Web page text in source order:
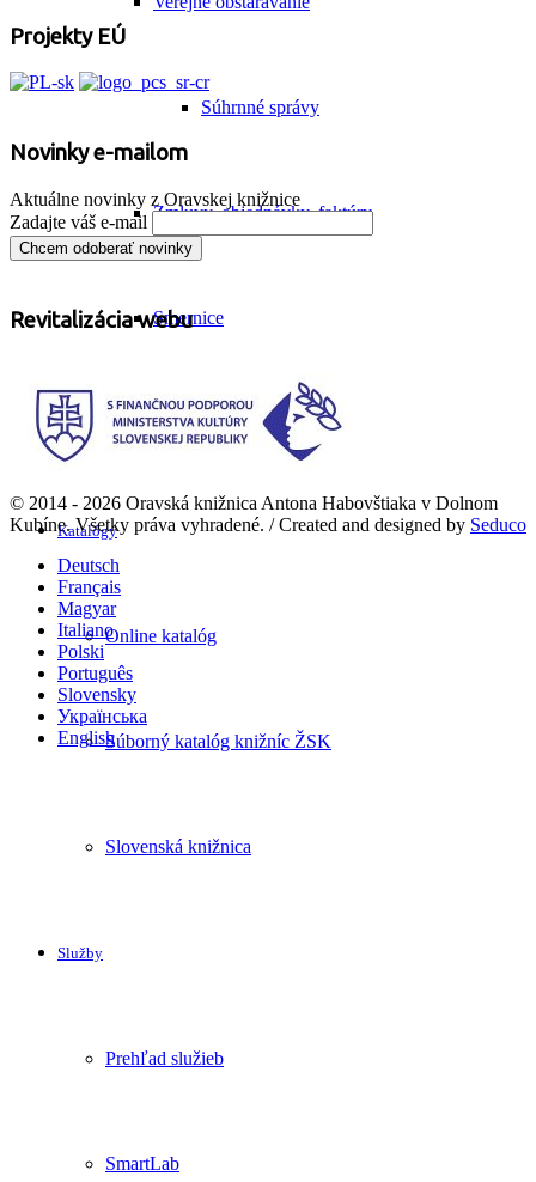
Súhrnné správy
Zmluvy, objednávky, faktúry
Smernice
Fotogaléria
Katalógy
Online katalóg
Súborný katalóg knižníc ŽSK
Slovenská knižnica
Služby
Prehľad služieb
SmartLab
Projekty EÚ
Novinky e-mailom
Aktuálne novinky z Oravskej knižnice
Zadajte váš e-mail
Revitalizácia webu
© 2014 - 2026 Oravská knižnica Antona Habovštiaka v Dolnom
Kubíne. Všetky práva vyhradené. / Created and designed by Seduco
Deutsch
Français
Magyar
Italiano
Polski
Português
Slovensky
Українська
English